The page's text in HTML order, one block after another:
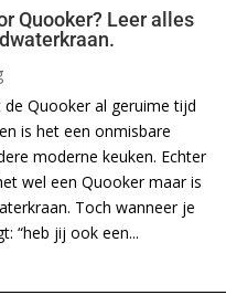
Quooker? Leer alles
de Quooker al geruime tijd
is het een onmisbare
moderne keuken. Echter
wel een Quooker maar is
Toch wanneer je
“heb jij ook een...